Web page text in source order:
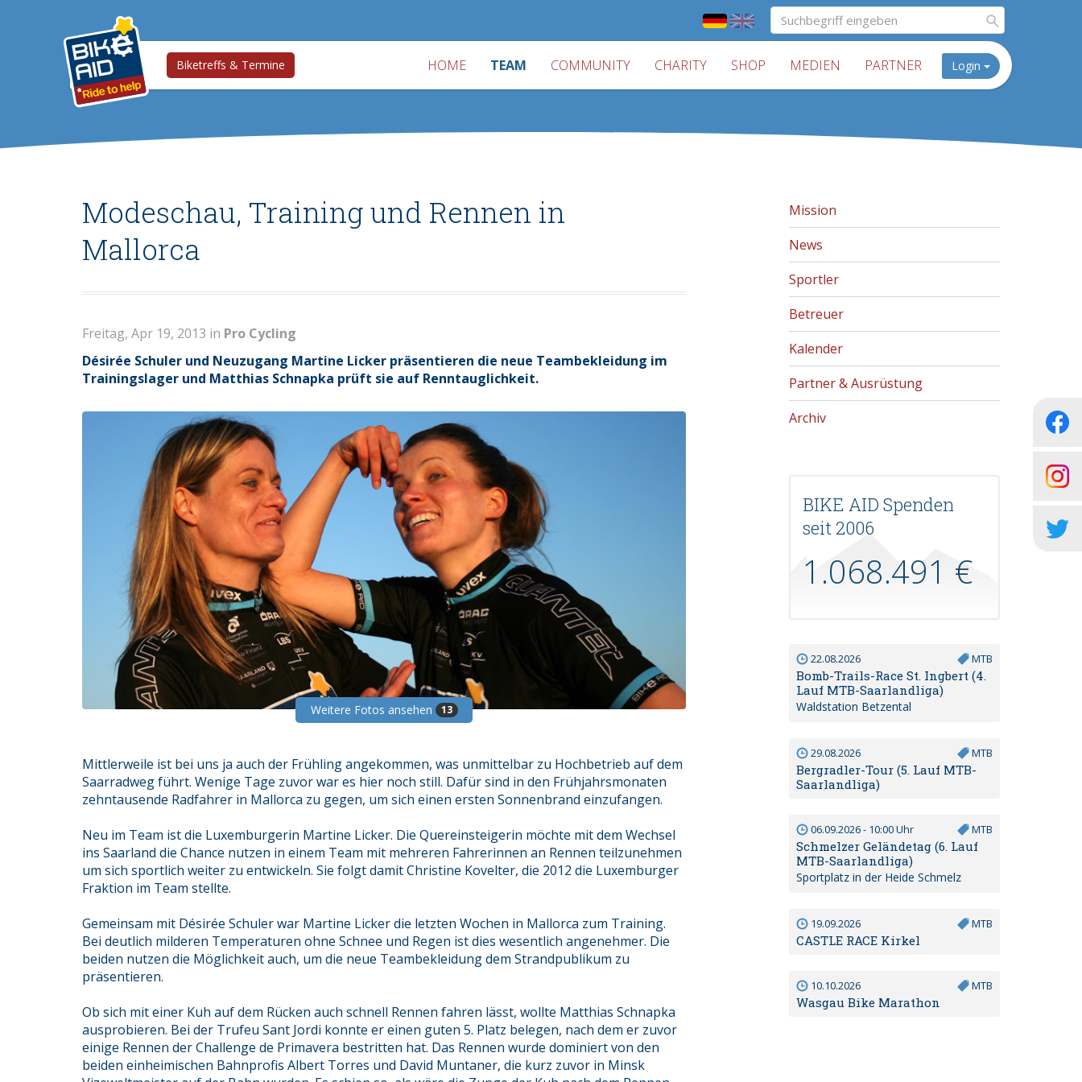
Biketreffs & Termine HOME TEAM COMMUNITY CHARITY SHOP MEDIEN PARTNER Login
Modeschau, Training und Rennen in
Mallorca
Freitag, Apr 19, 2013 in Pro Cycling
Désirée Schuler und Neuzugang Martine Licker präsentieren die neue Teambekleidung im
Trainingslager und Matthias Schnapka prüft sie auf Renntauglichkeit.
Weitere Fotos ansehen 13
Mittlerweile ist bei uns ja auch der Frühling angekommen, was unmittelbar zu Hochbetrieb auf dem
Saarradweg führt. Wenige Tage zuvor war es hier noch still. Dafür sind in den Frühjahrsmonaten
zehntausende Radfahrer in Mallorca zu gegen, um sich einen ersten Sonnenbrand einzufangen.
Neu im Team ist die Luxemburgerin Martine Licker. Die Quereinsteigerin möchte mit dem Wechsel
ins Saarland die Chance nutzen in einem Team mit mehreren Fahrerinnen an Rennen teilzunehmen
um sich sportlich weiter zu entwickeln. Sie folgt damit Christine Kovelter, die 2012 die Luxemburger
Fraktion im Team stellte.
Gemeinsam mit Désirée Schuler war Martine Licker die letzten Wochen in Mallorca zum Training.
Bei deutlich milderen Temperaturen ohne Schnee und Regen ist dies wesentlich angenehmer. Die
beiden nutzen die Möglichkeit auch, um die neue Teambekleidung dem Strandpublikum zu
präsentieren.
Ob sich mit einer Kuh auf dem Rücken auch schnell Rennen fahren lässt, wollte Matthias Schnapka
ausprobieren. Bei der Trufeu Sant Jordi konnte er einen guten 5. Platz belegen, nach dem er zuvor
einige Rennen der Challenge de Primavera bestritten hat. Das Rennen wurde dominiert von den
beiden einheimischen Bahnprofis Albert Torres und David Muntaner, die kurz zuvor in Minsk
Mission
News
Sportler
Betreuer
Kalender
Partner & Ausrüstung
Archiv
BIKE AID Spenden
seit 2006
1.068.491 €
22.08.2026 MTB
Bomb-Trails-Race St. Ingbert (4.
Lauf MTB-Saarlandliga)
Waldstation Betzental
29.08.2026 MTB
Bergradler-Tour (5. Lauf MTB-
Saarlandliga)
06.09.2026 - 10:00 Uhr MTB
Schmelzer Geländetag (6. Lauf
MTB-Saarlandliga)
Sportplatz in der Heide Schmelz
19.09.2026 MTB
CASTLE RACE Kirkel
10.10.2026 MTB
Wasgau Bike Marathon